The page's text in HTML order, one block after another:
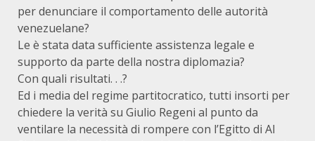
per denunciare il comportamento delle autorità
venezuelane?
Le è stata data sufficiente assistenza legale e
supporto da parte della nostra diplomazia?
Con quali risultati. . .?
Ed i media del regime partitocratico, tutti insorti per
chiedere la verità su Giulio Regeni al punto da
ventilare la necessità di rompere con l’Egitto di Al